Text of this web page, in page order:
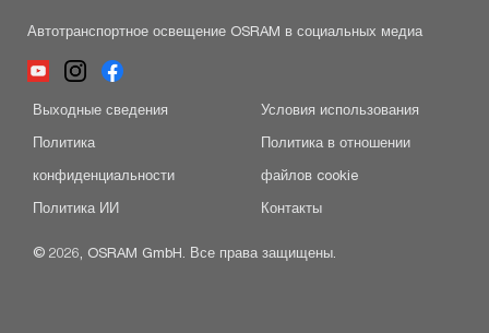
Автотранспортное освещение OSRAM в социальных медиа
Выходные сведения
Условия использования
Политика
конфиденциальности
Политика в отношении
файлов cookie
Политика ИИ
Контакты
© 2026, OSRAM GmbH. Все права защищены.